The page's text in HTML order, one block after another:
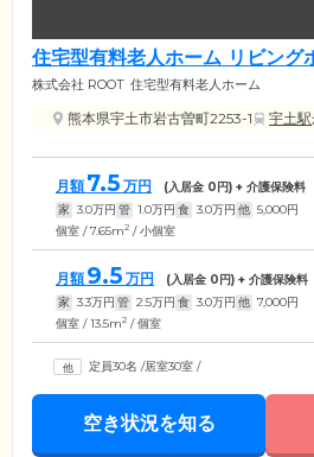
住宅型有料老人ホーム リビング
株式会社 ROOT 住宅型有料老人ホーム
熊本県宇土市岩古曽町2253-1 宇土駅
月額 7.5 万円 (入居金 0円) + 介護保険料
家 3.0万円 管 1.0万円 食 3.0万円 他 5,000円
個室 / 7.65m2 / 小個室
月額 9.5 万円 (入居金 0円) + 介護保険料
家 3.3万円 管 2.5万円 食 3.0万円 他 7,000円
個室 / 13.5m2 / 個室
定員30名 /居室30室 /
空き状況を知る